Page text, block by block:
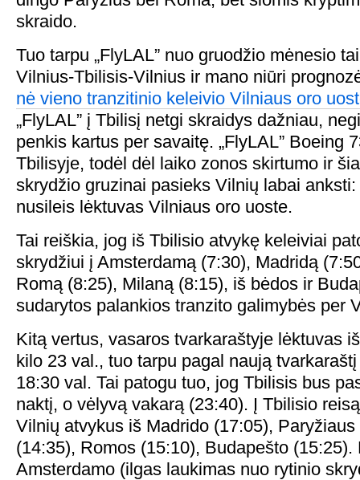
skraido.
Tuo tarpu „FlyLAL” nuo gruodžio mėnesio
Vilnius-Tbilisis-Vilnius ir mano niūri
nė vieno tranzitinio keleivio Vilniaus oro
„FlyLAL” į Tbilisį netgi skraidys dažniau,
penkis kartus per savaitę. „FlyLAL” Boeing
Tbilisyje, todėl dėl laiko zonos skirtumo ir
skrydžio gruzinai pasieks Vilnių labai
nusileis lėktuvas Vilniaus oro uoste.
Tai reiškia, jog iš Tbilisio atvykę keleiviai
skrydžiui į Amsterdamą (7:30), Madridą
Romą (8:25), Milaną (8:15), iš bėdos ir
sudarytos palankios tranzito galimybės per
Kitą vertus, vasaros tvarkaraštyje lėktuvas
kilo 23 val., tuo tarpu pagal naują
18:30 val. Tai patogu tuo, jog Tbilisis bus
naktį, o vėlyvą vakarą (23:40). Į Tbilisio
Vilnių atvykus iš Madrido (17:05),
(14:35), Romos (15:10), Budapešto
Amsterdamo (ilgas laukimas nuo rytinio